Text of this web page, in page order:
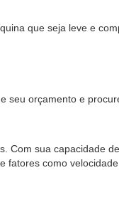
que seja leve e
orçamento e
sua capacidade
como